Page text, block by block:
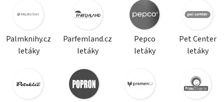
Palmknihy.cz
letáky
Parfemland.cz
letáky
Pepco
letáky
Pet Center
letáky